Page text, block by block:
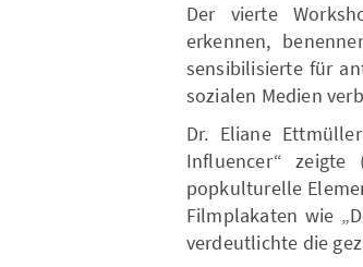
Der vierte
erkennen,
sensibilisierte für
sozialen Medien
Dr. Eliane
Influencer“ zeigte
popkulturelle
Filmplakaten wie
verdeutlichte die